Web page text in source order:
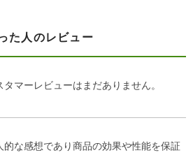
た人のレビュー
マーレビューはまだありません。
な感想であり商品の効果や性能を保証